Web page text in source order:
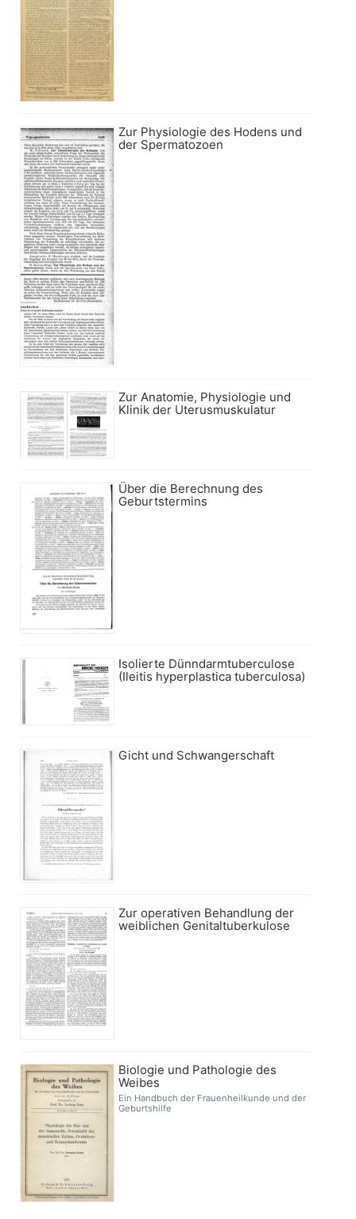
Zur Physiologie des Hodens und
der Spermatozoen
Zur Anatomie, Physiologie und
Klinik der Uterusmuskulatur
Über die Berechnung des
Geburtstermins
Isolierte Dünndarmtuberculose
(Ileitis hyperplastica tuberculosa)
Gicht und Schwangerschaft
Zur operativen Behandlung der
weiblichen Genitaltuberkulose
Biologie und Pathologie des
Weibes
Ein Handbuch der Frauenheilkunde und der
Geburtshilfe